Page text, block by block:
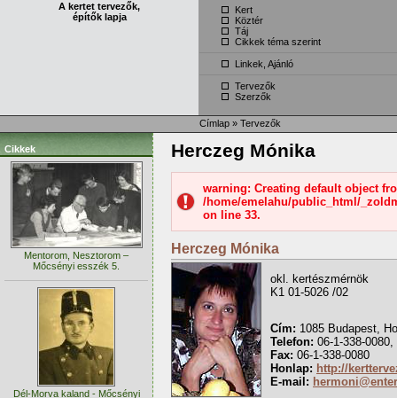
A kertet tervezők,
építők lapja
Kert
Köztér
Táj
Cikkek téma szerint
Linkek, Ajánló
Tervezők
Szerzők
Címlap » Tervezők
Cikkek
Mentorom, Nesztorom –
Mőcsényi esszék 5.
Dél-Morva kaland - Mőcsényi
Herczeg Mónika
warning: Creating default object
/home/emelahu/public_html/
on line 33.
Herczeg Mónika
okl. kertészmérnök
K1 01-5026 /02
Cím: 1085 Budapest,
Telefon: 06-1-338-
Fax: 06-1-338-0080
Honlap: http://
E-mail: